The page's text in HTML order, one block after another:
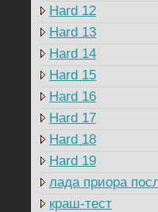
Hard 12
Hard 13
Hard 14
Hard 15
Hard 16
Hard 17
Hard 18
Hard 19
лада приора
краш-тест